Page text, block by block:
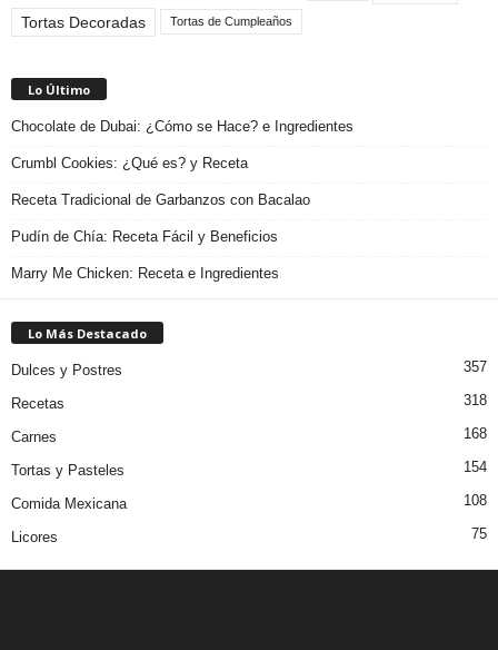
Tortas Decoradas Tortas de Cumpleaños
Lo Último
Chocolate de Dubai: ¿Cómo se Hace? e Ingredientes
Crumbl Cookies: ¿Qué es? y Receta
Receta Tradicional de Garbanzos con Bacalao
Pudín de Chía: Receta Fácil y Beneficios
Marry Me Chicken: Receta e Ingredientes
Lo Más Destacado
Dulces y Postres 357
Recetas 318
Carnes 168
Tortas y Pasteles 154
Comida Mexicana 108
Licores 75